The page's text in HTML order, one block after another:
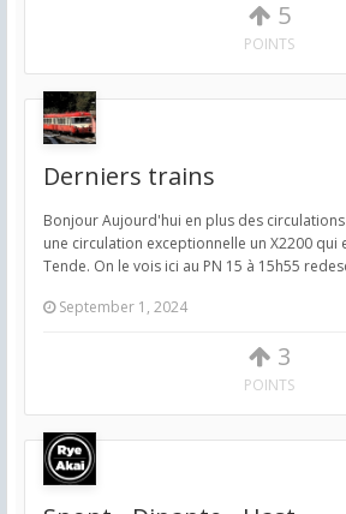
5
POINTS
3
POINTS
Derniers trains
Bonjour Aujourd'hui en plus des
une circulation exceptionnelle un X2200 qui
Tende. On le vois ici au PN 15 à 15h55
September 1, 2024